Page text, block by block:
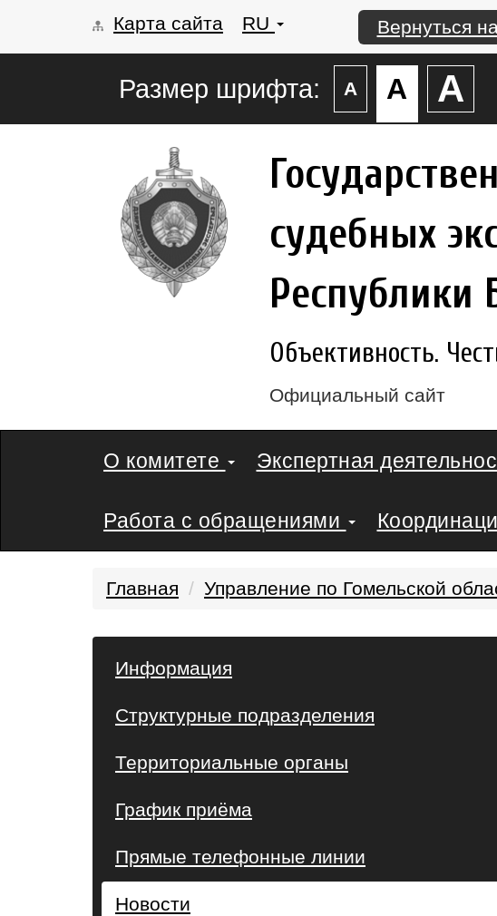
Карта сайта RU Вернуться
Размер шрифта: А А А
судебных
Республики
Объективность.
Официальный сайт
О комитете Экспертная
Работа с обращениями
Главная Управление по Гомельской
Информация
Структурные подразделения
Территориальные органы
График приёма
Прямые телефонные линии
Новости